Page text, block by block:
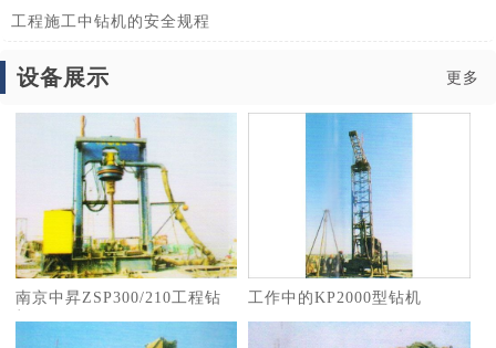
工程施工中钻机的安全规程
设备展示 更多
南京中昇ZSP300/210工程钻
机
工作中的KP2000型钻机